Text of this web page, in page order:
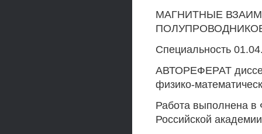
МАГНИТНЫЕ
Специальность
АВТОРЕФЕРАТ
физико-
Работа выполнена в
Российской